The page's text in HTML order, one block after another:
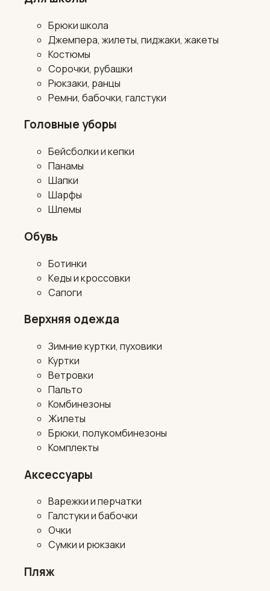
Брюки школа
Джемпера, жилеты, пиджаки, жакеты
Костюмы
Сорочки, рубашки
Рюкзаки, ранцы
Ремни, бабочки, галстуки
Головные уборы
Бейсболки и кепки
Панамы
Шапки
Шарфы
Шлемы
Обувь
Ботинки
Кеды и кроссовки
Сапоги
Верхняя одежда
Зимние куртки, пуховики
Куртки
Ветровки
Пальто
Комбинезоны
Жилеты
Брюки, полукомбинезоны
Комплекты
Аксессуары
Варежки и перчатки
Галстуки и бабочки
Очки
Сумки и рюкзаки
Пляж